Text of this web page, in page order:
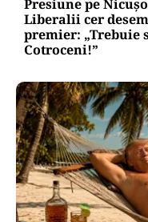
Presiune pe
Liberalii cer
premier: „Trebuie
Cotroceni!”